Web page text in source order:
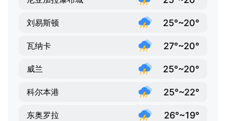
刘易斯顿 25°~20°
瓦纳卡 27°~20°
威兰 25°~20°
科尔本港 25°~22°
东奥罗拉 26°~19°